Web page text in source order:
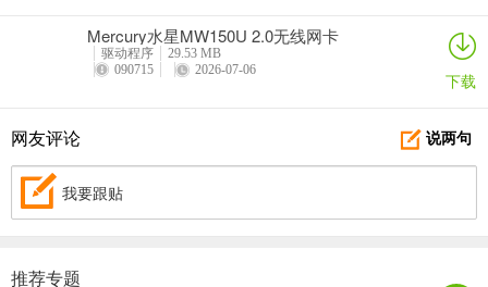
Mercury水星MW150U 2.0无线网卡
驱动程序
29.53 MB
090715
2026-07-06 下载
说两句
网友评论
我要跟贴
推荐专题